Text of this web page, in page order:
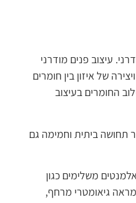
עיצוב פנים מודרני
של איזון בין חומרים
החומרים בעיצוב
תחושה ביתית וחמימה גם
משלימים כגון
גיאומטרי מרחף,